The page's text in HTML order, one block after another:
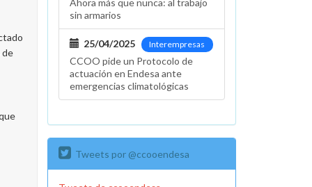
de
Ahora más que nunca: al trabajo
sin armarios
Interempresas
25/04/2025
CCOO pide un Protocolo de
actuación en Endesa ante
emergencias climatológicas
Tweets por @ccooendesa